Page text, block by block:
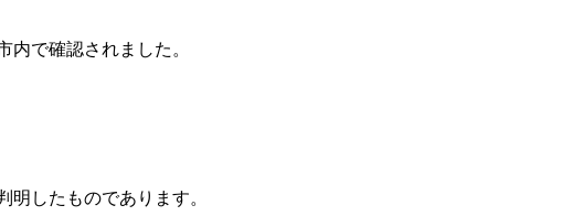
で確認されました。
したものであります。